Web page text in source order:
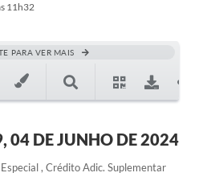
11h32
PARA VER MAIS
04 DE JUNHO DE 2024
, Crédito Adic. Suplementar